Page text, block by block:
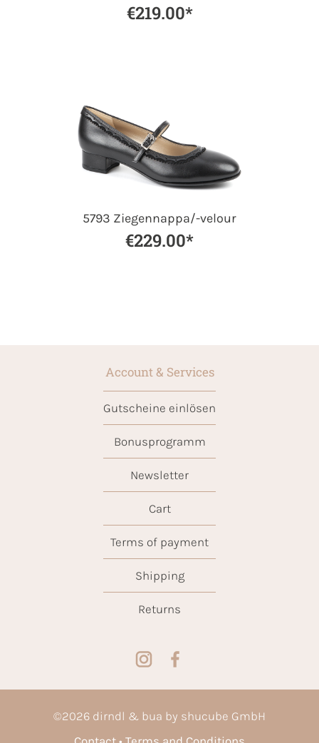
€219.00*
5793 Ziegennappa/-velour
€229.00*
Account & Services
Gutscheine einlösen
Bonusprogramm
Newsletter
Cart
Terms of payment
Shipping
Returns
©2026 dirndl & bua by shucube GmbH